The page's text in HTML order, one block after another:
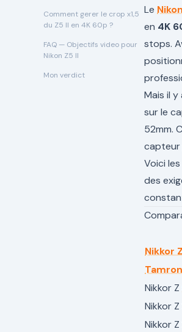
Comment gerer le crop x1,5
du Z5 II en 4K 60p ?
FAQ — Objectifs video pour
Nikon Z5 II
Mon verdict
Le
en 4K
stops.
Mais il
sur le
52mm.
capteur
Voici
des
Nikkor
Nikkor Z
Nikkor
Nikkor